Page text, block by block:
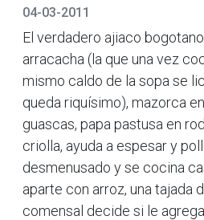
04-03-2011
El verdadero ajiaco
arracacha (la que una vez
mismo caldo de la sopa se
queda riquísimo), mazorca
guascas, papa pastusa en
criolla, ayuda a espesar y
desmenusado y se cocina
aparte con arroz, una tajada
comensal decide si le